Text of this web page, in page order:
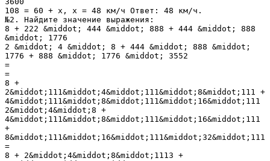
108 = 60 + х, х = 48 км/ч Ответ: 48 км/ч.
№2. Найдите значение выражения:
8 + 222 &middot; 444 &middot; 888 + 444 &middot; 888
&middot; 1776
2 &middot; 4 &middot; 8 + 444 &middot; 888 &middot;
1776 + 888 &middot; 1776 &middot; 3552
=
=
8 +
2&middot;111&middot;4&middot;111&middot;8&middot;111 +
4&middot;111&middot;8&middot;111&middot;16&middot;111
2&middot;4&middot;8 +
4&middot;111&middot;8&middot;111&middot;16&middot;111
+
8&middot;111&middot;16&middot;111&middot;32&middot;111
=
8 + 2&middot;4&middot;8&middot;1113 +